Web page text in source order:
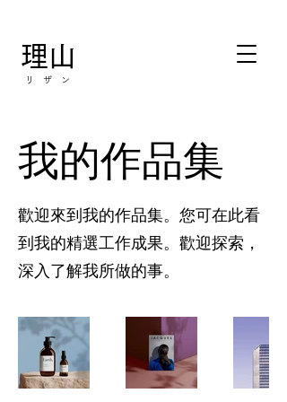
理山
リ ザ ン
我的作品集
歡迎來到我的作品集。您可在此看
到我的精選工作成果。歡迎探索，
深入了解我所做的事。